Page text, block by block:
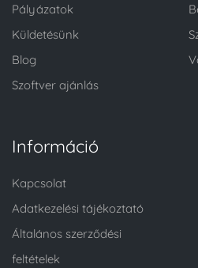
Pályázatok
Küldetésünk
Blog
Szoftver ajánlás
Információ
Kapcsolat
Adatkezelési tájékoztató
Általános szerződési
feltételek